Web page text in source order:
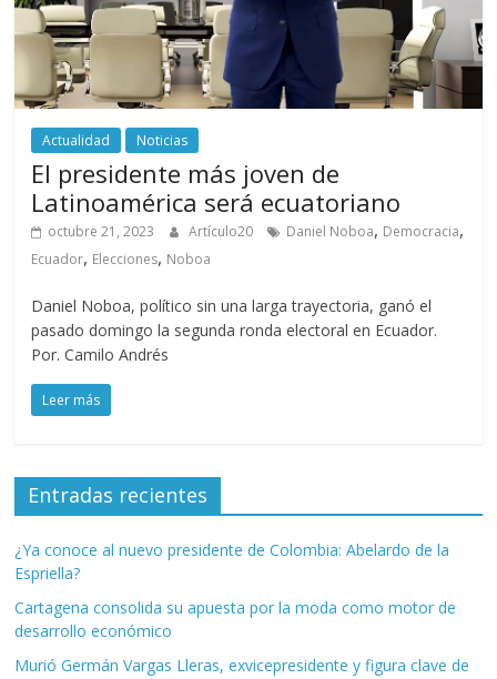
Actualidad Noticias
El presidente más joven de
Latinoamérica será ecuatoriano
octubre 21, 2023 Artículo20 Daniel Noboa, Democracia,
Ecuador, Elecciones, Noboa
Daniel Noboa, político sin una larga trayectoria, ganó el
pasado domingo la segunda ronda electoral en Ecuador.
Por. Camilo Andrés
Leer más
Entradas recientes
¿Ya conoce al nuevo presidente de Colombia: Abelardo de la
Espriella?
Cartagena consolida su apuesta por la moda como motor de
desarrollo económico
Murió Germán Vargas Lleras, exvicepresidente y figura clave de